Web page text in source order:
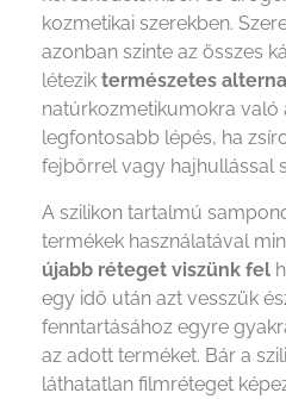
kozmetikai szerekben.
azonban szinte az összes
létezik természetes
natúrkozmetikumokra való
legfontosabb lépés, ha
fejbőrrel vagy hajhullással
A szilikon tartalmú
termékek használatával
újabb réteget viszünk fel
egy idő után azt vesszük
fenntartásához egyre
az adott terméket. Bár a
láthatatlan filmréteget